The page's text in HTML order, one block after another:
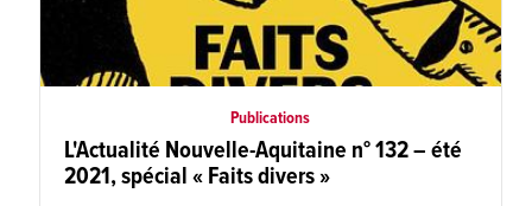
Publications
L'Actualité Nouvelle-Aquitaine n° 132 – été
2021, spécial « Faits divers »